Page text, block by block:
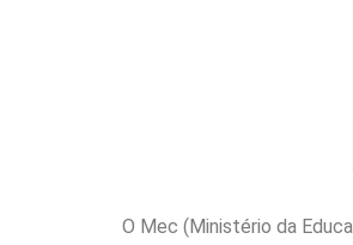
O Mec (Ministério da